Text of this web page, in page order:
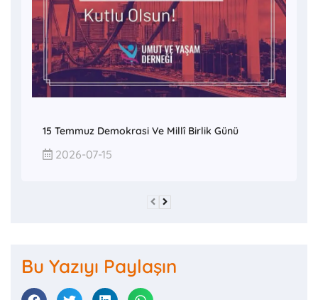
15 Temmuz Demokrasi Ve Millî Birlik Günü
2026-07-15
Bu Yazıyı Paylaşın